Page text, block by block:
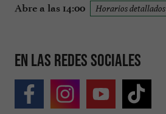
Abre a las 14:00 Horarios detallados
En las redes sociales